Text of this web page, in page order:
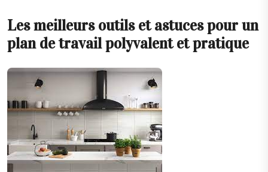
Les meilleurs outils et astuces pour un
plan de travail polyvalent et pratique